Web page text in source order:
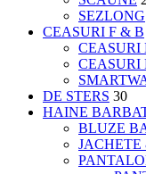
SEZLONG
CEASURI F & B
CEASURI
CEASURI
DE STERS 30
HAINE
BLUZE